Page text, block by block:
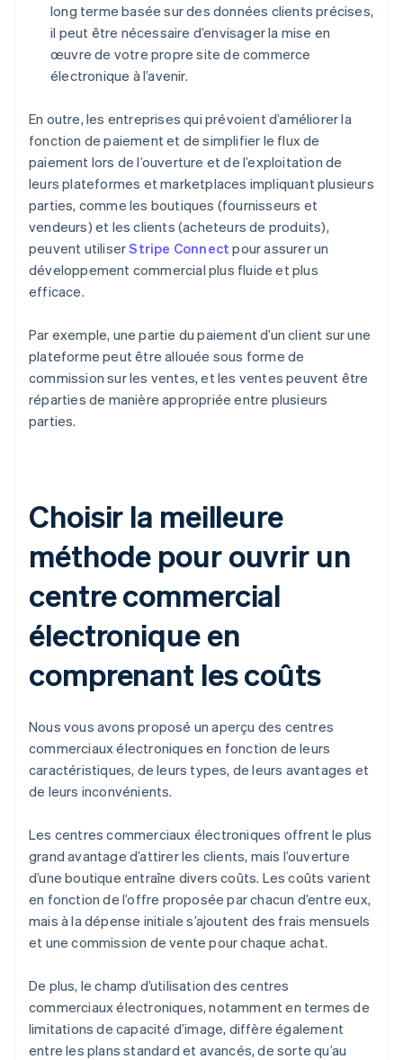
long terme basée sur des données clients précises,
il peut être nécessaire d’envisager la mise en
œuvre de votre propre site de commerce
électronique à l’avenir.
En outre, les entreprises qui prévoient d’améliorer la
fonction de paiement et de simplifier le flux de
paiement lors de l’ouverture et de l’exploitation de
leurs plateformes et marketplaces impliquant plusieurs
parties, comme les boutiques (fournisseurs et
vendeurs) et les clients (acheteurs de produits),
peuvent utiliserStripe Connect pour assurer un
développement commercial plus fluide et plus
efficace.
Par exemple, une partie du paiement d’un client sur une
plateforme peut être allouée sous forme de
commission sur les ventes, et les ventes peuvent être
réparties de manière appropriée entre plusieurs
parties.
Choisir la meilleure
méthode pour ouvrir un
centre commercial
électronique en
comprenant les coûts
Nous vous avons proposé un aperçu des centres
commerciaux électroniques en fonction de leurs
caractéristiques, de leurs types, de leurs avantages et
de leurs inconvénients.
Les centres commerciaux électroniques offrent le plus
grand avantage d’attirer les clients, mais l’ouverture
d’une boutique entraîne divers coûts. Les coûts varient
en fonction de l’offre proposée par chacun d’entre eux,
mais à la dépense initiale s’ajoutent des frais mensuels
et une commission de vente pour chaque achat.
De plus, le champ d’utilisation des centres
commerciaux électroniques, notamment en termes de
limitations de capacité d’image, diffère également
entre les plans standard et avancés, de sorte qu’au